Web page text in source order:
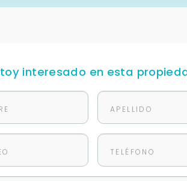
interesado en esta